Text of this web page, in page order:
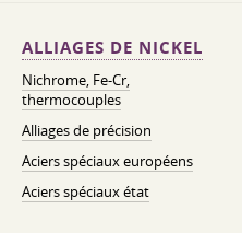
ALLIAGES DE NICKEL
Nichrome, Fe-Cr,
thermocouples
Alliages de précision
Aciers spéciaux européens
Aciers spéciaux état